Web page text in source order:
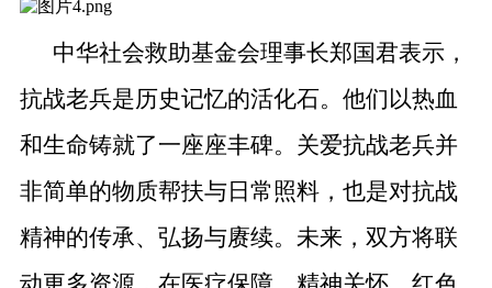
中华社会救助基金会理事长郑国君表示，
抗战老兵是历史记忆的活化石。他们以热血
和生命铸就了一座座丰碑。关爱抗战老兵并
非简单的物质帮扶与日常照料，也是对抗战
精神的传承、弘扬与赓续。未来，双方将联